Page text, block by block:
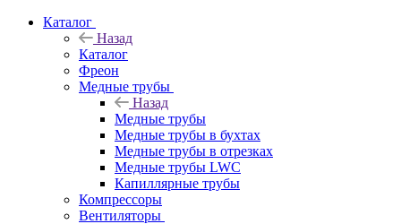
Каталог
Назад
Каталог
Фреон
Медные трубы
Назад
Медные трубы
Медные трубы в бухтах
Медные трубы в отрезках
Медные трубы LWC
Капиллярные трубы
Компрессоры
Вентиляторы